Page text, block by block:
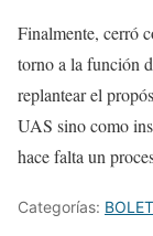
Finalmente, cerró
torno a la función
replantear el
UAS sino como
hace falta un
Categorías: